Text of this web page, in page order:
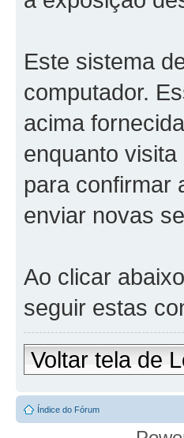
Este sistema
computador.
acima
enquanto
para confirmar
enviar novas
Ao clicar
seguir estas
Voltar tela de
Índice do Fórum